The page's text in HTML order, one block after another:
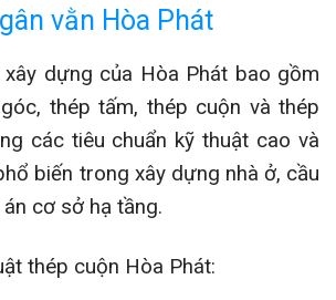
vằn Hòa Phát
xây dựng của Hòa Phát bao gồm
thép tấm, thép cuộn và thép
các tiêu chuẩn kỹ thuật cao và
biến trong xây dựng nhà ở, cầu
cơ sở hạ tầng.
thép cuộn Hòa Phát: